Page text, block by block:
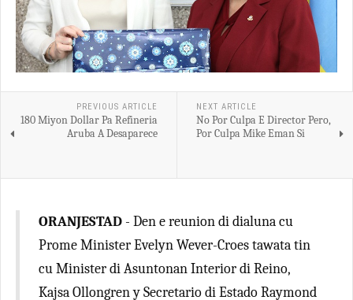
PREVIOUS ARTICLE
180 Miyon Dollar Pa Refineria
Aruba A Desaparece
NEXT ARTICLE
No Por Culpa E Director Pero,
Por Culpa Mike Eman Si
ORANJESTAD - Den e reunion di dialuna cu
Prome Minister Evelyn Wever-Croes tawata tin
cu Minister di Asuntonan Interior di Reino,
Kajsa Ollongren y Secretario di Estado Raymond